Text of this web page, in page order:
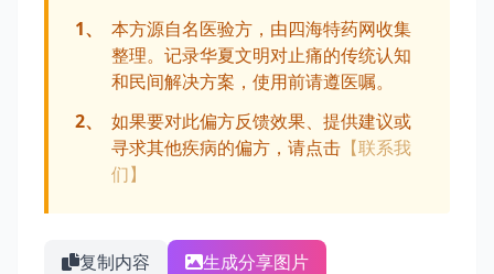
1、
本方源自名医验方，由四海特药网收集
整理。记录华夏文明对止痛的传统认知
和民间解决方案，使用前请遵医嘱。
2、
如果要对此偏方反馈效果、提供建议或
寻求其他疾病的偏方，请点击 【联系我
们】
复制内容 生成分享图片